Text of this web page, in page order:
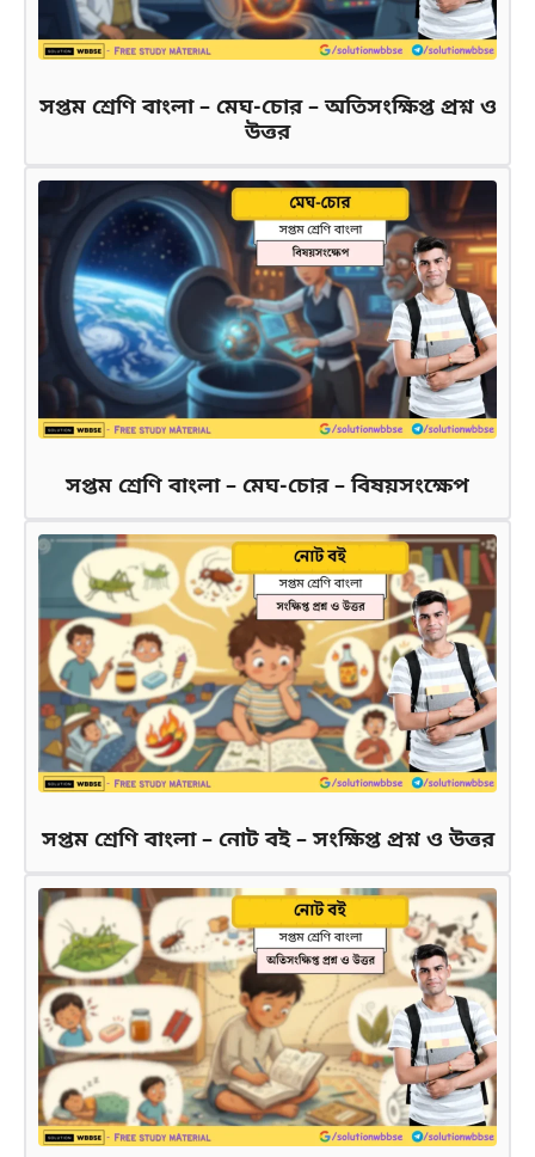
সপ্তম শ্রেণি বাংলা – মেঘ-চোর – অতিসংক্ষিপ্ত প্রশ্ন ও
উত্তর
সপ্তম শ্রেণি বাংলা – মেঘ-চোর – বিষয়সংক্ষেপ
সপ্তম শ্রেণি বাংলা – নোট বই – সংক্ষিপ্ত প্রশ্ন ও উত্তর